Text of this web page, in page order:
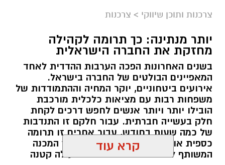
צרכנות ותוכן שיווקי > צרכנות
יותר מנתינה: כך תרומה לקהילה
מחזקת את החברה הישראלית
בשנים האחרונות הפכה הערבות ההדדית לאחד
המאפיינים הבולטים של החברה בישראל.
אירועים ביטחוניים, יוקר המחיה וההתמודדות של
משפחות רבות עם מציאות כלכלית מורכבת
הובילו יותר ויותר אנשים לחפש דרכים לקחת
חלק בעשייה חברתית. עבור חלקם זו התנדבות
של כמה שעות בחודש, עבור אחרים זו תרומה
כספית או העברת מוצרים חיוניים, אך המכנה
המשותף לכולם הוא ההבנה שגם פעולה קטנה
קרא עוד